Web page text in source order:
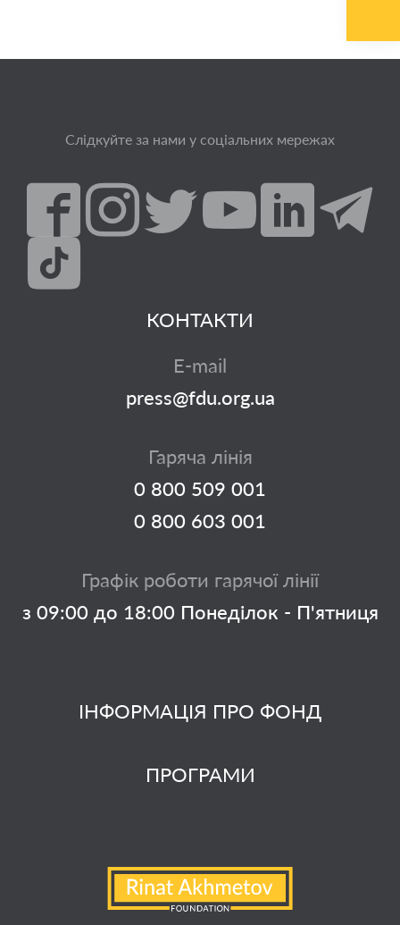
Слідкуйте за нами у соціальних мережах
ІНФОРМАЦІЯ ПРО ФОНД
ПРОГРАМИ
КОНТАКТИ
E-mail
press@fdu.org.ua
Гаряча лінія
0 800 509 001
0 800 603 001
Графік роботи гарячої лінії
з 09:00 до 18:00 Понеділок - П'ятниця